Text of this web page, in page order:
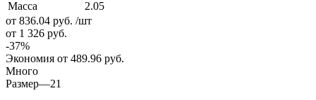
Масса
2.05
от 836.04 руб. /шт
от 1 326 руб.
-37%
Экономия от 489.96 руб.
Много
Размер—21